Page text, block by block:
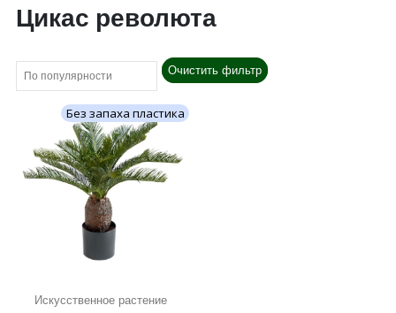
Цикас революта
Очистить фильтр
Без запаха пластика
Искусственное растение